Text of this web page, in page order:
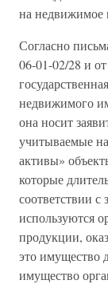
на недвижимое
Согласно
06-01-02/28 и
недвижимого
она носит
учитываемые
активы»
которые
соответствии с
используются
продукции,
это имущество
имущество